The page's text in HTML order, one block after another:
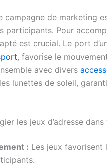
campagne de marketing
participants. Pour
est crucial. Le port
, favorise le
avec divers
lunettes de soleil,
les jeux d’adresse
: Les jeux favorisent